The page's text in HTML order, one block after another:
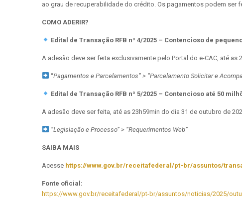
ao grau de recuperabilidade do crédito. Os pagamentos podem ser
COMO ADERIR?
Edital de Transação RFB nº 4/2025 – Contencioso de
A adesão deve ser feita exclusivamente pelo Portal do e-CAC, até
“Pagamentos e Parcelamentos” > “Parcelamento Solicitar e
Edital de Transação RFB nº 5/2025 – Contencioso até 50
A adesão deve ser feita, até as 23h59min do dia 31 de outubro de
“Legislação e Processo” > “Requerimentos Web”
SAIBA MAIS
Acesse https://www.gov.br/receitafederal/pt-br/assuntos/
Fonte oficial:
https://www.gov.br/receitafederal/pt-br/assuntos/noticias/2025/